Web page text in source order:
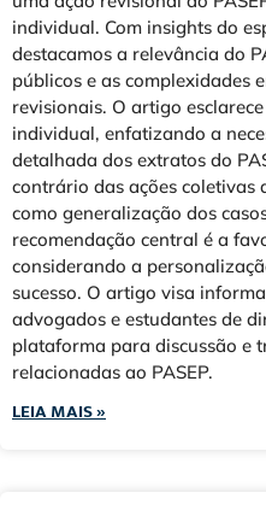
individual. Com insights do
destacamos a relevância do
públicos e as complexidades
revisionais. O artigo
individual, enfatizando a
detalhada dos extratos do
contrário das ações coletivas
como generalização dos
recomendação central é a
considerando a
sucesso. O artigo visa
advogados e estudantes de
plataforma para discussão e
relacionadas ao PASEP.
LEIA MAIS »